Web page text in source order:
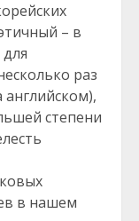
– в
раз
английском),
степени
в нашем